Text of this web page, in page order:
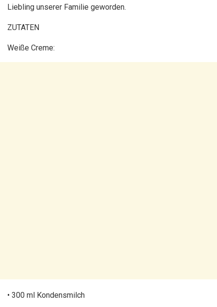
Liebling unserer Familie geworden.
ZUTATEN
Weiße Creme:
• 300 ml Kondensmilch